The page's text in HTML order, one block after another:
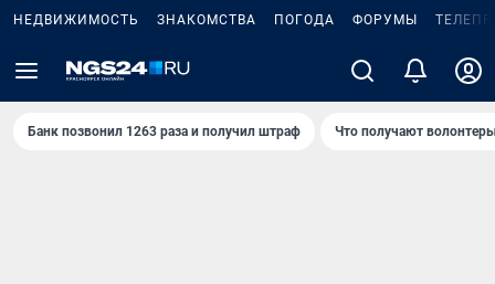
НЕДВИЖИМОСТЬ ЗНАКОМСТВА ПОГОДА ФОРУМЫ
Банк позвонил 1263 раза и получил штраф Что получают